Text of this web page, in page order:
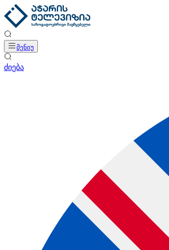
მენიუ
ძიება